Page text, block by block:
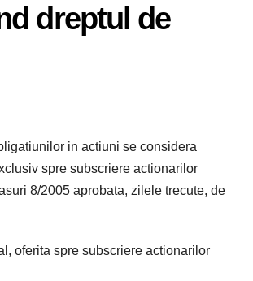
dreptul de
in actiuni se considera
spre subscriere actionarilor
8/2005 aprobata, zilele trecute, de
oferita spre subscriere actionarilor